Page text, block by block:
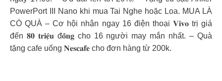
PowerPort III Nano khi mua Tai Nghe hoặc Loa. MUA LÀ
CÓ QUÀ – Cơ hội nhận ngay 16 điện thoại 𝐕𝐢𝐯𝐨 trị giá
đến 𝟖𝟎 𝐭𝐫𝐢𝐞̣̂𝐮 đ𝐨̂̀𝐧𝐠 cho 16 người may mắn nhất. – Quà
tặng cafe uống 𝐍𝐞𝐬𝐜𝐚𝐟𝐞 cho đơn hàng từ 200k.